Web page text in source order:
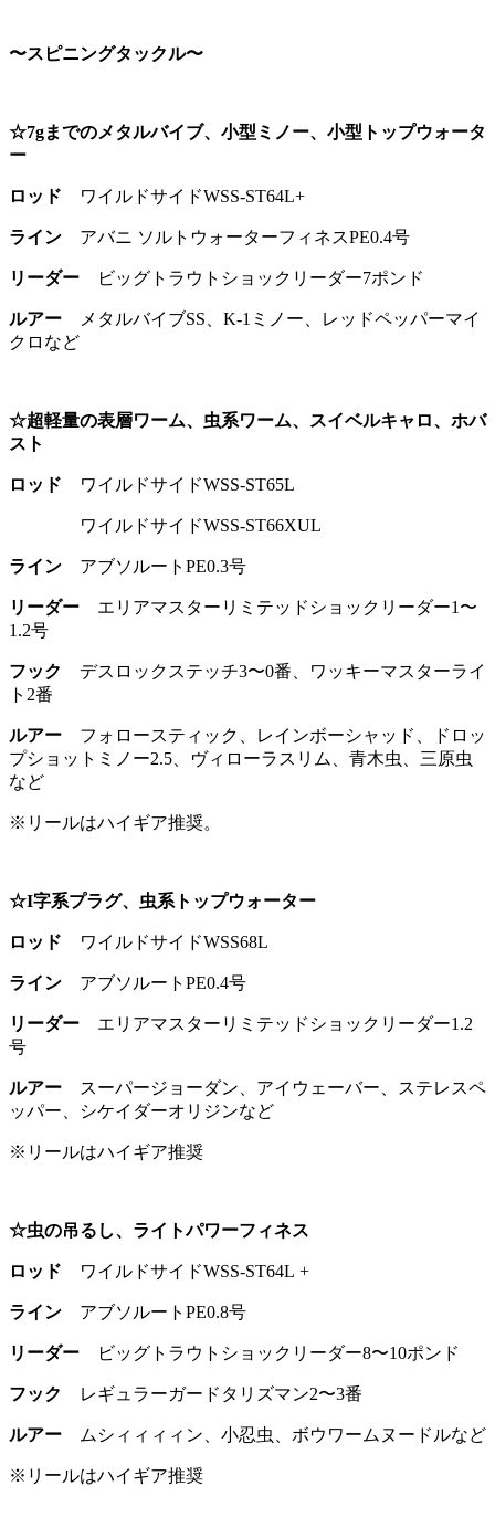
〜スピニングタックル〜
☆7gまでのメタルバイブ、小型ミノー、小型トップウォータ
ー
ロッド ワイルドサイドWSS-ST64L+
ライン アバニ ソルトウォーターフィネスPE0.4号
リーダー ビッグトラウトショックリーダー7ポンド
ルアー
メタルバイブSS、K-1ミノー、レッドペッパーマイ
クロなど
☆超軽量の表層ワーム、虫系ワーム、スイベルキャロ、ホバ
スト
ロッド ワイルドサイドWSS-ST65L
ワイルドサイドWSS-ST66XUL
ライン アブソルートPE0.3号
リーダー エリアマスターリミテッドショックリーダー1〜
1.2号
フック デスロックステッチ3〜0番、ワッキーマスターライ
ト2番
ルアー フォロースティック、レインボーシャッド、ドロッ
プショットミノー2.5、ヴィローラスリム、青木虫、三原虫
など
※リールはハイギア推奨。
☆I字系プラグ、虫系トップウォーター
ロッド ワイルドサイドWSS68L
ライン アブソルートPE0.4号
リーダー エリアマスターリミテッドショックリーダー1.2
号
ルアー
スーパージョーダン、アイウェーバー、ステレスペ
ッパー、シケイダーオリジンなど
※リールはハイギア推奨
☆虫の吊るし、ライトパワーフィネス
ロッド ワイルドサイドWSS-ST64L +
ライン アブソルートPE0.8号
リーダー ビッグトラウトショックリーダー8〜10ポンド
フック レギュラーガードタリズマン2〜3番
ルアー ムシィィィィン、小忍虫、ボウワームヌードルなど
※リールはハイギア推奨